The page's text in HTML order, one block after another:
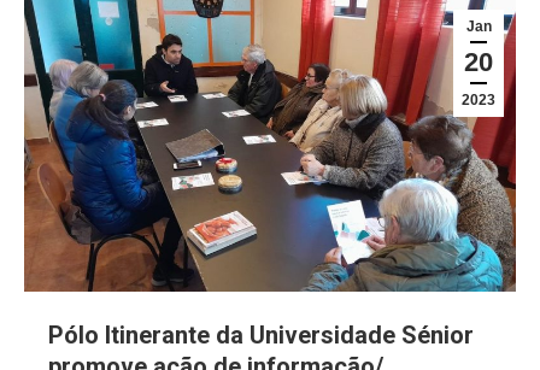
Jan
20
2023
Pólo Itinerante da Universidade Sénior